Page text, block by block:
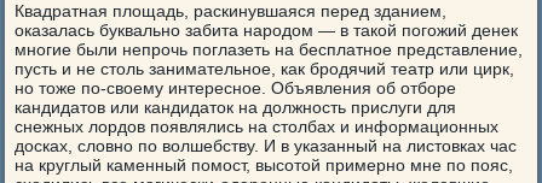
Квадратная площадь, раскинувшаяся перед зданием,
оказалась буквально забита народом — в такой погожий денек
многие были непрочь поглазеть на бесплатное представление,
пусть и не столь занимательное, как бродячий театр или цирк,
но тоже по-своему интересное. Объявления об отборе
кандидатов или кандидаток на должность прислуги для
снежных лордов появлялись на столбах и информационных
досках, словно по волшебству. И в указанный на листовках час
на круглый каменный помост, высотой примерно мне по пояс,